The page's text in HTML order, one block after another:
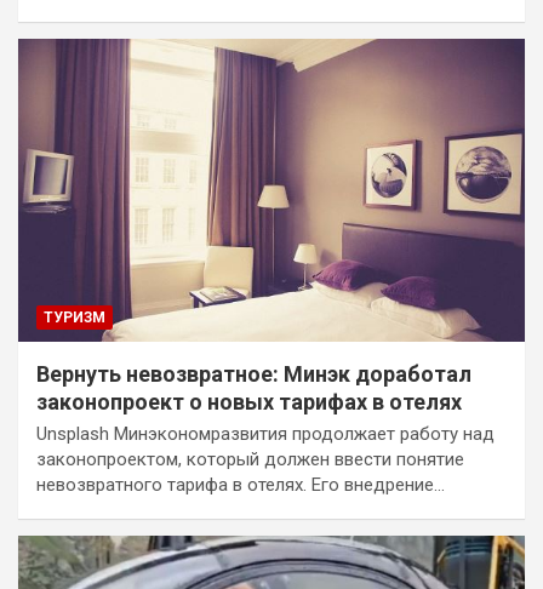
ТУРИЗМ
Вернуть невозвратное: Минэк доработал
законопроект о новых тарифах в отелях
Unsplash Минэкономразвития продолжает работу над
законопроектом, который должен ввести понятие
невозвратного тарифа в отелях. Его внедрение…